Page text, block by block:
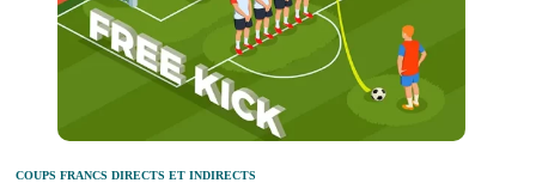
COUPS FRANCS DIRECTS ET INDIRECTS